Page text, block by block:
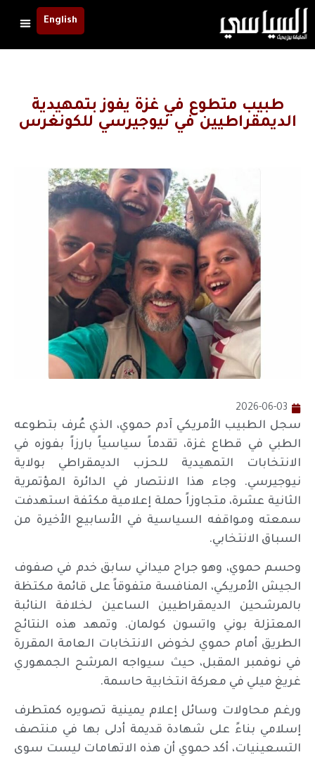
English
طبيب متطوع في غزة يفوز بتمهيدية
الديمقراطيين في نيوجيرسي للكونغرس
2026-06-03
سجل الطبيب الأمريكي آدم حموي، الذي عُرف بتطوعه
الطبي في قطاع غزة، تقدماً سياسياً بارزاً بفوزه في
الانتخابات التمهيدية للحزب الديمقراطي بولاية
نيوجيرسي. وجاء هذا الانتصار في الدائرة المؤتمرية
الثانية عشرة، متجاوزاً حملة إعلامية مكثفة استهدفت
سمعته ومواقفه السياسية في الأسابيع الأخيرة من
السباق الانتخابي.
وحسم حموي، وهو جراح ميداني سابق خدم في صفوف
الجيش الأمريكي، المنافسة متفوقاً على قائمة مكتظة
بالمرشحين الديمقراطيين الساعين لخلافة النائبة
المعتزلة بوني واتسون كولمان. وتمهد هذه النتائج
الطريق أمام حموي لخوض الانتخابات العامة المقررة
في نوفمبر المقبل، حيث سيواجه المرشح الجمهوري
غريغ ميلي في معركة انتخابية حاسمة.
ورغم محاولات وسائل إعلام يمينية تصويره كمتطرف
إسلامي بناءً على شهادة قديمة أدلى بها في منتصف
التسعينيات، أكد حموي أن هذه الاتهامات ليست سوى